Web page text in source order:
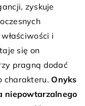
zyskuje
i
się on
pragną dodać
charakteru.Onyks
niepowtarzalnego